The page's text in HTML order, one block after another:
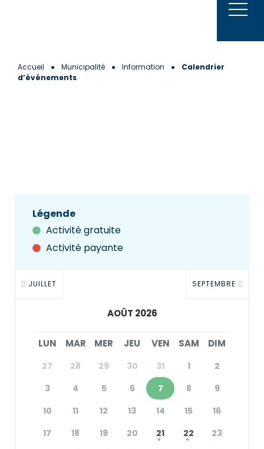
Accueil ● Municipalité ● Information ●
Calendrier
d’événements
Légende
Activité gratuite
Activité payante
JUILLET
AOÛT 2026
SEPTEMBRE
LUN MAR MER JEU VEN SAM DIM
27 28 29 30 31 1
2
3
4 5 6 7 8
9
10
11 12 13 14 15
16
17
18 19 20 21 22
23